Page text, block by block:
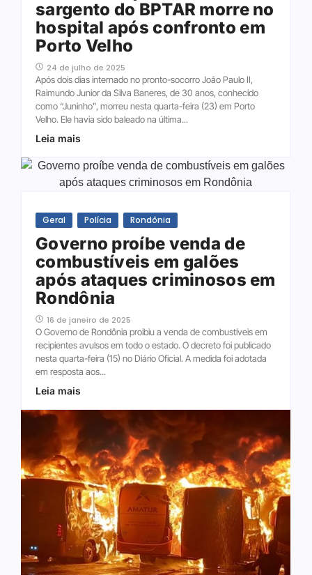
sargento do BPTAR morre no
hospital após confronto em
Porto Velho
24 de julho de 2025
Após dois dias internado no pronto-socorro João Paulo II,
Raimundo Junior da Silva Baneres, de 30 anos, conhecido
como “Juninho”, morreu nesta quarta-feira (23) em Porto
Velho. Ele havia sido baleado na última...
Leia mais
Geral Polícia Rondônia
Governo proíbe venda de
combustíveis em galões
após ataques criminosos em
Rondônia
16 de janeiro de 2025
O Governo de Rondônia proibiu a venda de combustíveis em
recipientes avulsos em todo o estado. O decreto foi publicado
nesta quarta-feira (15) no Diário Oficial. A medida foi adotada
em resposta aos...
Leia mais